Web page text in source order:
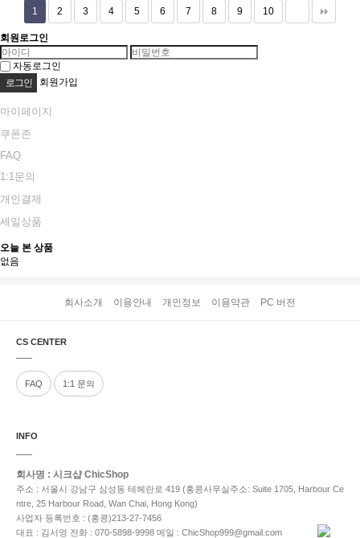
1 2 3 4 5 6 7 8 9 10
회원로그인
자동로그인
회원가입
마이페이지
쿠폰존
FAQ
1:1문의
개인결제
세일상품
오늘 본 상품
없음
회사소개 이용안내 개인정보 이용약관 PC 버전
CS CENTER
FAQ 1:1 문의
INFO
회사명 : 시크샵 ChicShop
주소 : 서울시 강남구 삼성동 테헤란로 419 (홍콩사무실주소: Suite 1705, Harbour Ce
ntre, 25 Harbour Road, Wan Chai, Hong Kong)
사업자 등록번호 : (홍콩)213-27-7456
대표 : 김서영 전화 : 070-5898-9998 메일 : ChicShop999@gmail.com